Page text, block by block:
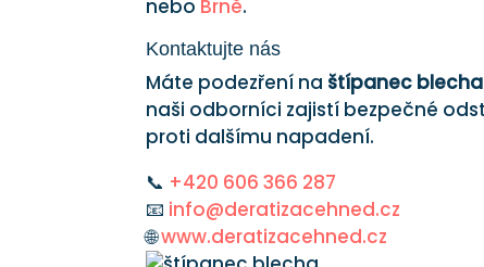
nebo Brně.
Kontaktujte nás
Máte podezření na štípanec blecha
naši odborníci zajistí bezpečné
proti dalšímu napadení.
📞 +420 606 366 287
📧 info@deratizacehned.cz
🌐www.deratizacehned.cz